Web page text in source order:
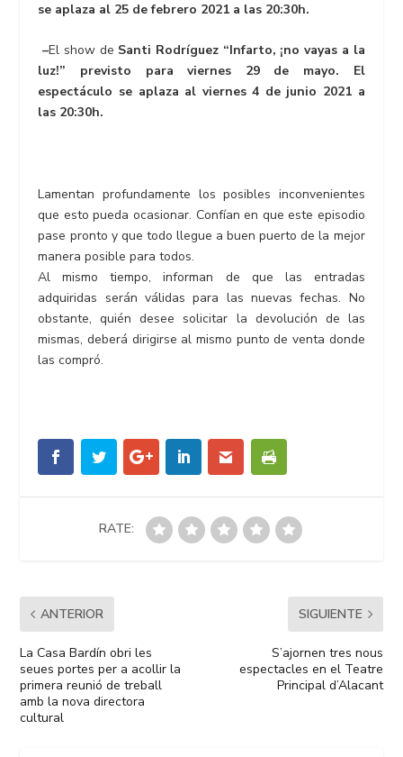
se aplaza al 25 de febrero 2021 a las 20:30h.
–El show de Santi Rodríguez “Infarto, ¡no vayas a la
luz!” previsto para viernes 29 de mayo. El
espectáculo se aplaza al viernes 4 de junio 2021 a
las 20:30h.
Lamentan profundamente los posibles inconvenientes
que esto pueda ocasionar. Confían en que este episodio
pase pronto y que todo llegue a buen puerto de la mejor
manera posible para todos.
Al mismo tiempo, informan de que las entradas
adquiridas serán válidas para las nuevas fechas. No
obstante, quién desee solicitar la devolución de las
mismas, deberá dirigirse al mismo punto de venta donde
las compró.
RATE:
ANTERIOR
La Casa Bardín obri les
seues portes per a acollir la
primera reunió de treball
amb la nova directora
cultural
SIGUIENTE
S’ajornen tres nous
espectacles en el Teatre
Principal d’Alacant